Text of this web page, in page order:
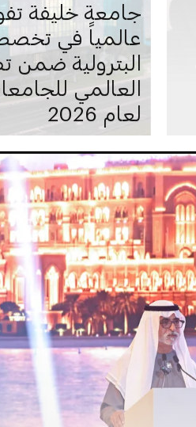
جامعة خليفة
عالمياً في
البترولية
العالمي
لعام 2026